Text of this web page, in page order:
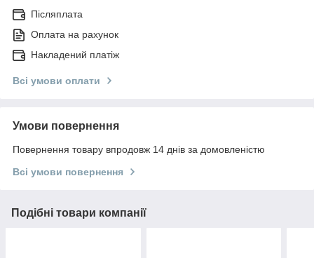
Післяплата
Оплата на рахунок
Накладений платіж
Всі умови оплати
Умови повернення
Повернення товару впродовж 14 днів за домовленістю
Всі умови повернення
Подібні товари компанії